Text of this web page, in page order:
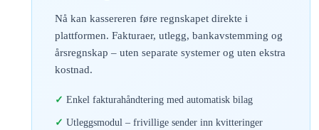
Nå kan kassereren føre regnskapet direkte i
plattformen. Fakturaer, utlegg, bankavstemming og
årsregnskap – uten separate systemer og uten ekstra
kostnad.
Enkel fakturahåndtering med automatisk bilag
Utleggsmodul – frivillige sender inn kvitteringer